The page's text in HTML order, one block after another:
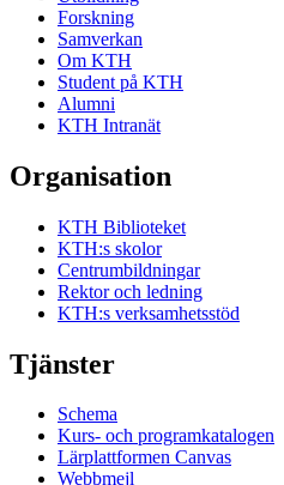
Forskning
Samverkan
Om KTH
Student på KTH
Alumni
KTH Intranät
Organisation
KTH Biblioteket
KTH:s skolor
Centrumbildningar
Rektor och ledning
KTH:s verksamhetsstöd
Tjänster
Schema
Kurs- och programkatalogen
Lärplattformen Canvas
Webbmejl